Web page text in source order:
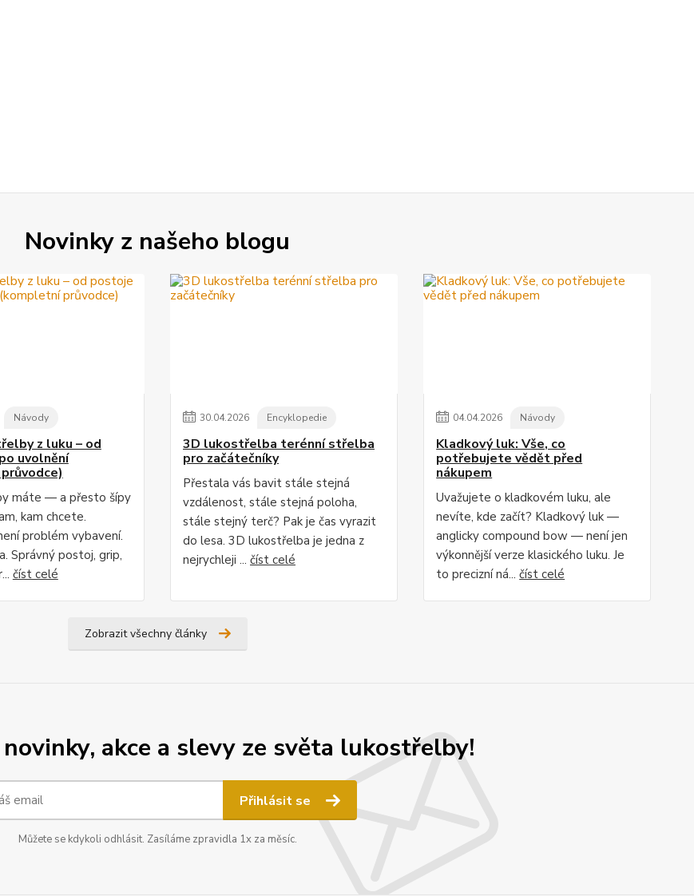
Novinky z našeho blogu
Návody
z luku – od
uvolnění
máte — a přesto šípy
kam chcete.
problém vybavení.
Správný postoj, grip,
číst celé
30.04.2026 Encyklopedie
3D lukostřelba terénní střelba
pro začátečníky
Přestala vás bavit stále stejná
vzdálenost, stále stejná poloha,
stále stejný terč? Pak je čas vyrazit
do lesa. 3D lukostřelba je jedna z
nejrychleji ... číst celé
04.04.2026 Návody
Kladkový luk: Vše, co
potřebujete vědět před
nákupem
Uvažujete o kladkovém luku, ale
nevíte, kde začít? Kladkový luk —
anglicky compound bow — není jen
výkonnější verze klasického luku. Je
to precizní ná...číst celé
Zobrazit všechny články
akce a slevy ze světa lukostřelby!
Přihlásit se
Můžete se kdykoli odhlásit. Zasíláme zpravidla 1x za měsíc.